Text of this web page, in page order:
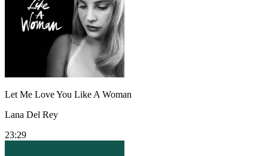
Let Me Love You Like A Woman
Lana Del Rey
23:29